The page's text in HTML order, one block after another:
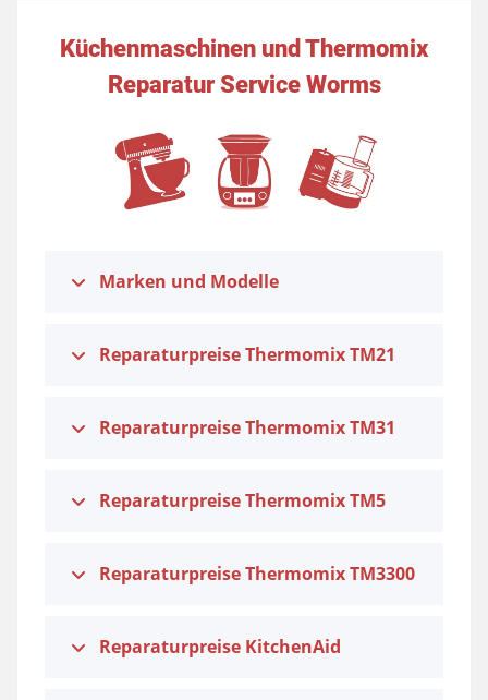
Küchenmaschinen und Thermomix
Reparatur Service Worms
Marken und Modelle
Reparaturpreise Thermomix TM21
Reparaturpreise Thermomix TM31
Reparaturpreise Thermomix TM5
Reparaturpreise Thermomix TM3300
Reparaturpreise KitchenAid